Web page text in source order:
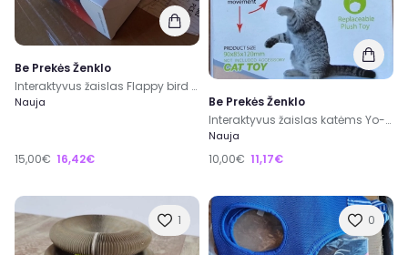
Be Prekės Ženklo
Interaktyvus žaislas Flappy bird katėms
Nauja
15,00€ 16,42€
Be Prekės Ženklo
Interaktyvus žaislas katėms Yo-yo
Nauja
10,00€ 11,17€
1 0